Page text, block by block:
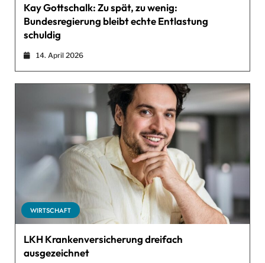
Kay Gottschalk: Zu spät, zu wenig:
Bundesregierung bleibt echte Entlastung
schuldig
14. April 2026
WIRTSCHAFT
LKH Krankenversicherung dreifach
ausgezeichnet